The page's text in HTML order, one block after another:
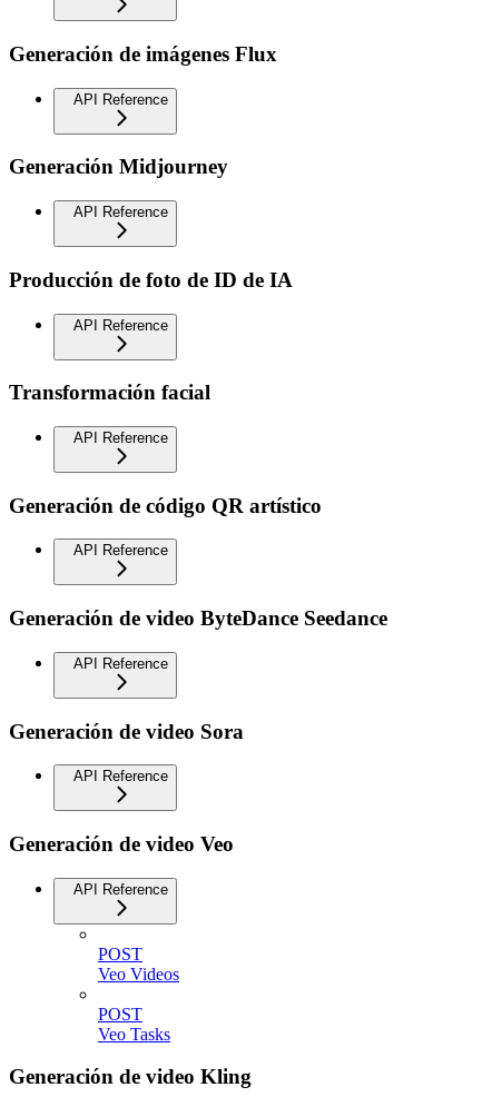
Generación de imágenes Flux
API Reference
Generación Midjourney
API Reference
Producción de foto de ID de IA
API Reference
Transformación facial
API Reference
Generación de código QR artístico
API Reference
Generación de video ByteDance Seedance
API Reference
Generación de video Sora
API Reference
Generación de video Veo
API Reference
POST
Veo Videos
POST
Veo Tasks
Generación de video Kling